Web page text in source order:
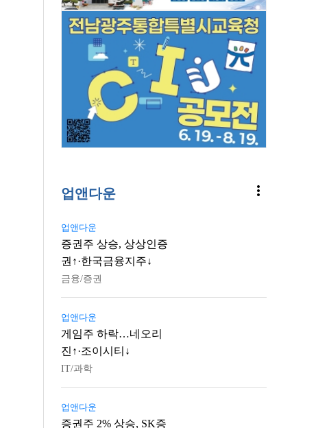
업앤다운 more_vert
업앤다운
증권주 상승, 상상인증
권↑·한국금융지주↓
금융/증권
업앤다운
게임주 하락…네오리
진↑·조이시티↓
IT/과학
업앤다운
증권주 2% 상승, SK증